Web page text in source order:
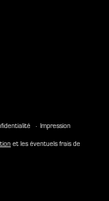
Impression
et les éventuels frais de